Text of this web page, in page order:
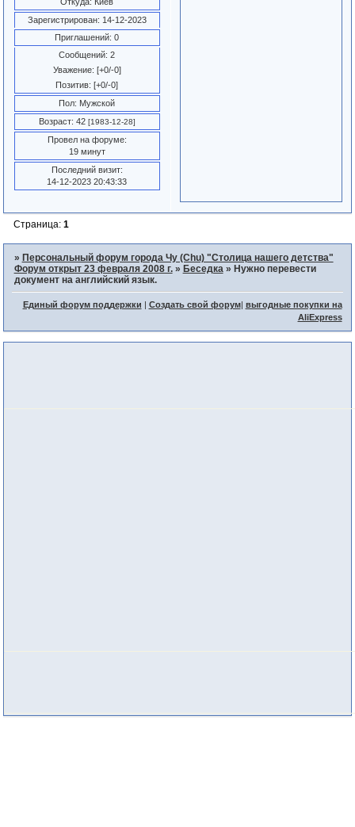
Зарегистрирован: 14-12-2023
Приглашений: 0
Сообщений: 2
Уважение: [+0/-0]
Позитив: [+0/-0]
Пол: Мужской
Возраст: 42 [1983-12-28]
Провел на форуме:
19 минут
Последний визит:
14-12-2023 20:43:33
Страница: 1
» Персональный форум города Чу (Chu) "Столица нашего детства"
Форум открыт 23 февраля 2008 г. » Беседка » Нужно перевести
документ на английский язык.
Единый форум поддержки | Создать свой форум| выгодные покупки на
AliExpress